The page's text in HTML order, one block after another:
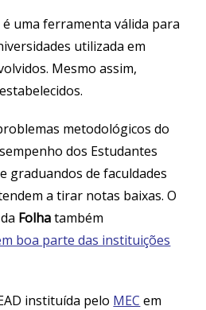
é uma ferramenta válida para
utilizada em
Mesmo assim,
metodológicos do
dos Estudantes
graduandos de faculdades
a tirar notas baixas. O
Folhatambém
boa parte das instituições
instituída pelo MEC em